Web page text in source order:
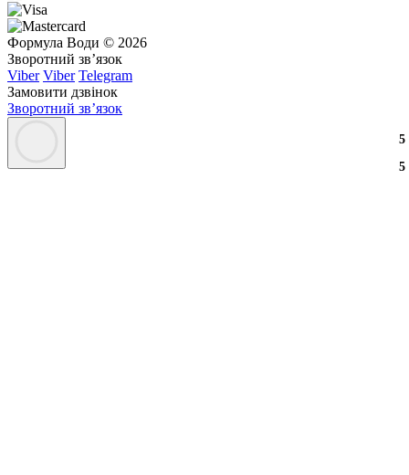
3
3
2
2
3
3
5
5
Формула Води © 2026
Зворотний зв’язок
Viber Viber Telegram
Замовити дзвінок
Зворотний зв’язок